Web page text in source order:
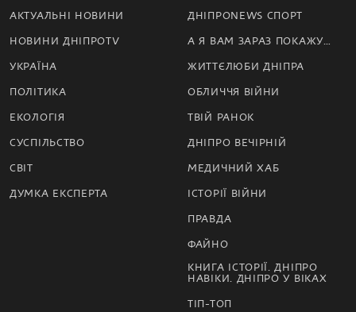
АКТУАЛЬНІ НОВИНИ
НОВИНИ ДНІПРОTV
УКРАЇНА
ПОЛІТИКА
ЕКОЛОГІЯ
СУСПІЛЬСТВО
СВІТ
ДУМКА ЕКСПЕРТА
ДНІПРОNEWS СПОРТ
А Я ВАМ ЗАРАЗ ПОКАЖУ…
ЖИТТЄЛЮБИ ДНІПРА
ОБЛИЧЧЯ ВІЙНИ
ТВІЙ РАНОК
ДНІПРО ВЕЧІРНІЙ
МЕДИЧНИЙ ХАБ
ІСТОРІЇ ВІЙНИ
ПРАВДА
ФАЙНО
КНИГА ІСТОРІЇ. ДНІПРО
НАВІКИ. ДНІПРО У ВІКАХ
ТІП-ТОП